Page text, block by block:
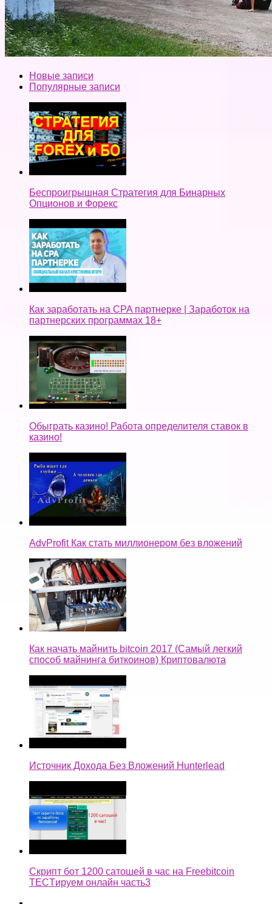
Новые записи
Популярные записи
Беспроигрышная Стратегия для Бинарных
Опционов и Форекс
Как заработать на CPA партнерке | Заработок на
партнерских программах 18+
Обыграть казино! Работа определителя ставок в
казино!
AdvProfit Как стать миллионером без вложений
Как начать майнить bitcoin 2017 (Самый легкий
способ майнинга биткоинов) Криптовалюта
Источник Дохода Без Вложений Hunterlead
Скрипт бот 1200 сатошей в час на Freebitcoin
TECTируем онлайн часть3